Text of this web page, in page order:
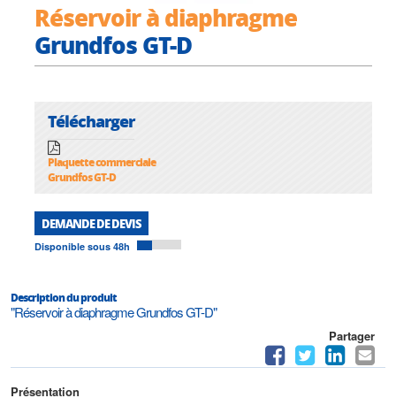
Réservoir à diaphragme
Grundfos GT-D
Télécharger
Plaquette commerciale
Grundfos GT-D
DEMANDE DE DEVIS
Disponible sous 48h
Description du produit
"Réservoir à diaphragme Grundfos GT-D"
Partager
Présentation